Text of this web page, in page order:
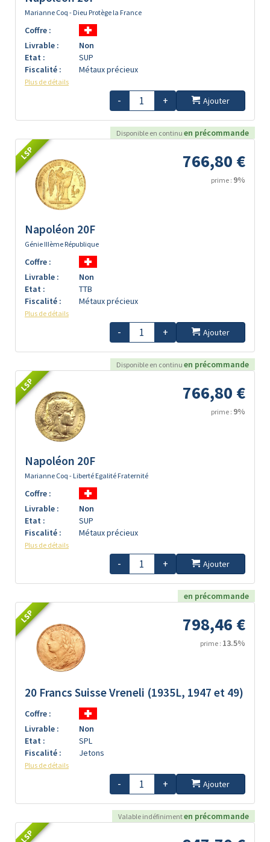
Marianne Coq - Dieu Protège la France
Coffre :
Livrable :
Non
Etat :
SUP
Fiscalité :
Métaux précieux
Plus de détails
- + Ajouter
Disponible en continu en précommande
LSP 766,80 €
prime : 9%
Napoléon 20F
Génie IIIème République
Coffre :
Livrable :
Non
Etat :
TTB
Fiscalité :
Métaux précieux
Plus de détails
- + Ajouter
Disponible en continu en précommande
LSP 766,80 €
prime : 9%
Napoléon 20F
Marianne Coq - Liberté Egalité Fraternité
Coffre :
Livrable :
Non
Etat :
SUP
Fiscalité :
Métaux précieux
Plus de détails
- + Ajouter
en précommande
LSP 798,46 €
prime : 13.5%
20 Francs Suisse Vreneli (1935L, 1947 et 49)
Coffre :
Livrable :
Non
Etat :
SPL
Fiscalité :
Jetons
Plus de détails
- + Ajouter
Valable indéfinimenten précommande
LSP